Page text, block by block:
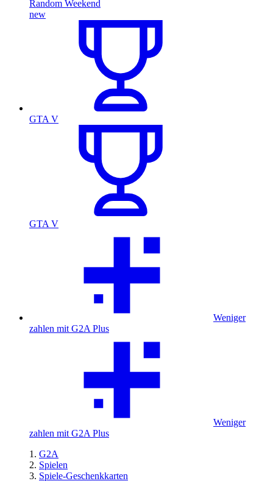
Random Weekend
new
GTA V
GTA V
Weniger
zahlen mit G2A Plus
Weniger
zahlen mit G2A Plus
G2A
Spielen
Spiele-Geschenkkarten